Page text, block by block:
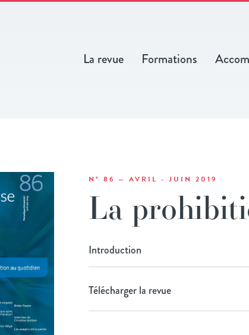
La revue Formations
N° 86 — AVRIL - JUIN 2019
La
Introduction
Télécharger la revue